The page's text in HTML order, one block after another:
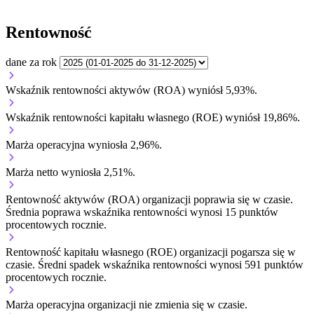
Rentowność
dane za rok
Wskaźnik rentowności aktywów (ROA) wyniósł 5,93%.
Wskaźnik rentowności kapitału własnego (ROE) wyniósł 19,86%.
Marża operacyjna wyniosła 2,96%.
Marża netto wyniosła 2,51%.
Rentowność aktywów (ROA) organizacji poprawia się w czasie.
Średnia poprawa wskaźnika rentowności wynosi 15 punktów
procentowych rocznie.
Rentowność kapitału własnego (ROE) organizacji pogarsza się w
czasie. Średni spadek wskaźnika rentowności wynosi 591 punktów
procentowych rocznie.
Marża operacyjna organizacji nie zmienia się w czasie.